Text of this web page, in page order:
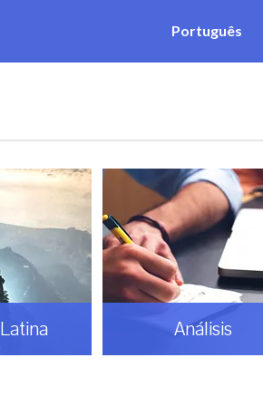
Português
Análisis